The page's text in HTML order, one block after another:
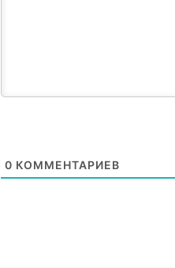
0 КОММЕНТАРИЕВ